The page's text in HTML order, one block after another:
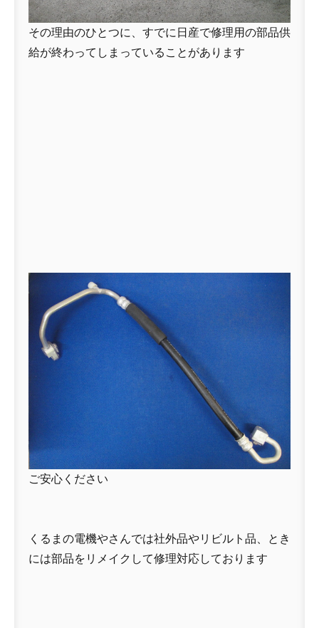
その理由のひとつに、すでに日産で修理用の部品供
給が終わってしまっていることがあります
ご安心ください
くるまの電機やさんでは社外品やリビルト品、とき
には部品をリメイクして修理対応しております